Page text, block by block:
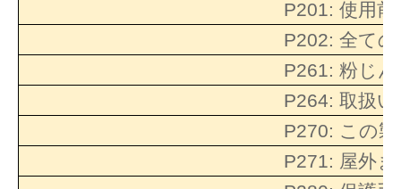
P201: 使用
P202: 全て
P261: 粉じ
P264: 取扱
P270: この
P271: 屋外